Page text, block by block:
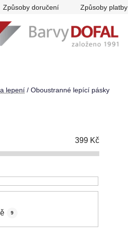
Způsoby doručení Způsoby platby
lepení / Oboustranné lepící pásky
399 Kč
9